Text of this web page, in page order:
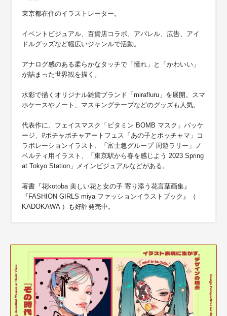
東京都在住のイラストレーター。
イベントビジュアル、百貨店コラボ、アパレル、広告、アイ
ドルグッズなど幅広いジャンルで活動。
アナログ感のある柔らかなタッチで「憧れ」と「かわいい」
が詰まった世界観を描く。
水彩で描くオリジナル雑貨ブランド「mirafluru」を展開。スマ
ホケースやノート、マスキングテープなどのグッズも人気。
代表作に、フェイスマスク「ビタミン BOMB マスク」パッケ
ージ、#ポチャポチャアートフェス「あの子とポッチャマ」コ
ラボレーションイラスト、「富士急グループ 周遊ラリー」ノ
ベルティ用イラスト、「東京駅から春を感じよう 2023 Spring
at Tokyo Station」メインビジュアルなどがある。
著書『花kotoba 美しい花と女の子 寄り添う花言葉画集』
『FASHION GIRLS miya ファッションイラストブック』（
KADOKAWA ）も好評発売中。